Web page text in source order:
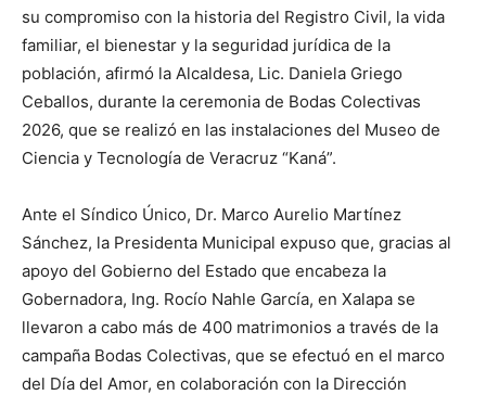
su compromiso con la historia del Registro Civil, la vida
familiar, el bienestar y la seguridad jurídica de la
población, afirmó la Alcaldesa, Lic. Daniela Griego
Ceballos, durante la ceremonia de Bodas Colectivas
2026, que se realizó en las instalaciones del Museo de
Ciencia y Tecnología de Veracruz “Kaná”.
Ante el Síndico Único, Dr. Marco Aurelio Martínez
Sánchez, la Presidenta Municipal expuso que, gracias al
apoyo del Gobierno del Estado que encabeza la
Gobernadora, Ing. Rocío Nahle García, en Xalapa se
llevaron a cabo más de 400 matrimonios a través de la
campaña Bodas Colectivas, que se efectuó en el marco
del Día del Amor, en colaboración con la Dirección